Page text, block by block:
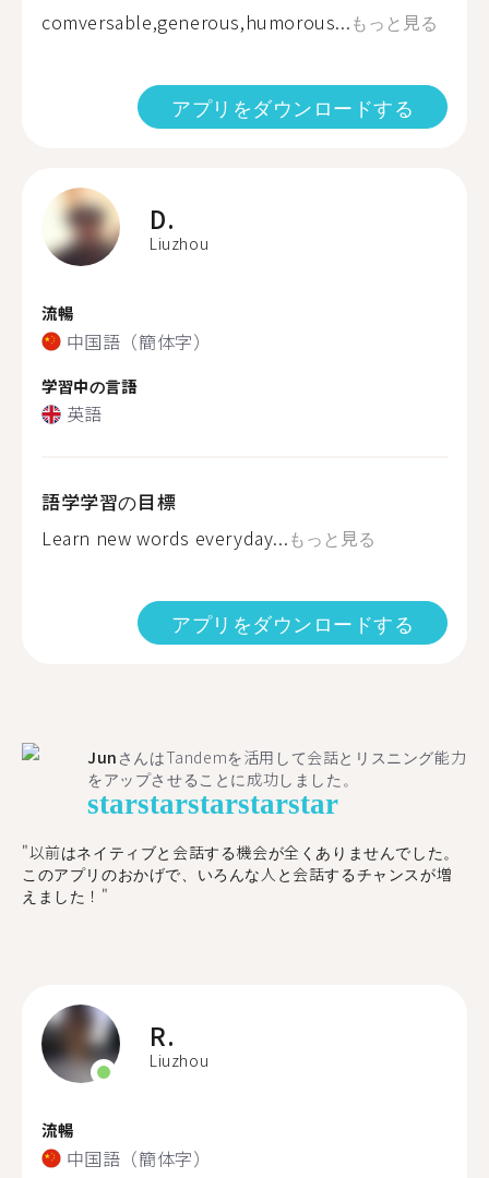
comversable,generous,humorous...もっと見る
アプリをダウンロードする
D.
Liuzhou
流暢
中国語（簡体字）
学習中の言語
英語
語学学習の目標
Learn new words everyday...もっと見る
アプリをダウンロードする
Jun さんはTandemを活用して会話とリスニング能力
をアップさせることに成功しました。
starstarstarstarstar
"以前はネイティブと会話する機会が全くありませんでした。
このアプリのおかげで、いろんな人と会話するチャンスが増
えました！"
R.
Liuzhou
流暢
中国語（簡体字）